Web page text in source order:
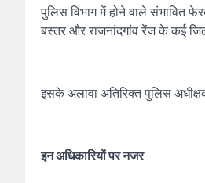
पुलिस विभाग में होने वाले संभावित
बस्तर और राजनांदगांव रेंज के कई
इसके अलावा अतिरिक्त पुलिस
इन अधिकारियों पर नजर